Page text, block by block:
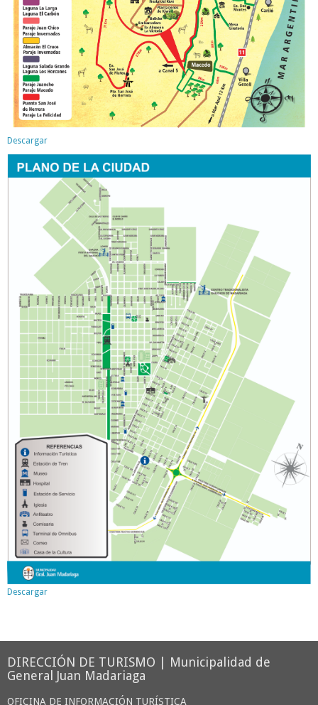
Descargar
Descargar
DIRECCIÓN DE TURISMO | Municipalidad de
General Juan Madariaga
OFICINA DE INFORMACIÓN TURÍSTICA